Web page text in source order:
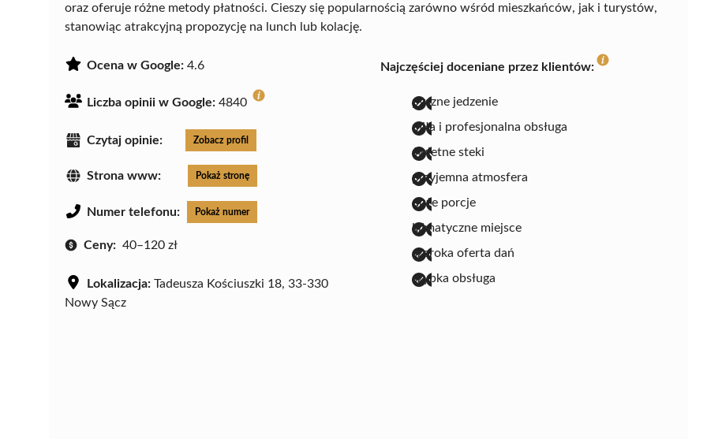
oraz oferuje różne metody płatności. Cieszy się popularnością zarówno wśród mieszkańców, jak i turystów,
stanowiąc atrakcyjną propozycję na lunch lub kolację.
Ocena w Google: 4.6
Liczba opinii w Google: 4840
Czytaj opinie: Zobacz profil
Strona www: Pokaż stronę
Numer telefonu: Pokaż numer
Ceny: 40–120 zł
Lokalizacja: Tadeusza Kościuszki 18, 33-330
Nowy Sącz
Najczęściej doceniane przez klientów:
pyszne jedzenie
miła i profesjonalna obsługa
świetne steki
przyjemna atmosfera
duże porcje
klimatyczne miejsce
szeroka oferta dań
szybka obsługa